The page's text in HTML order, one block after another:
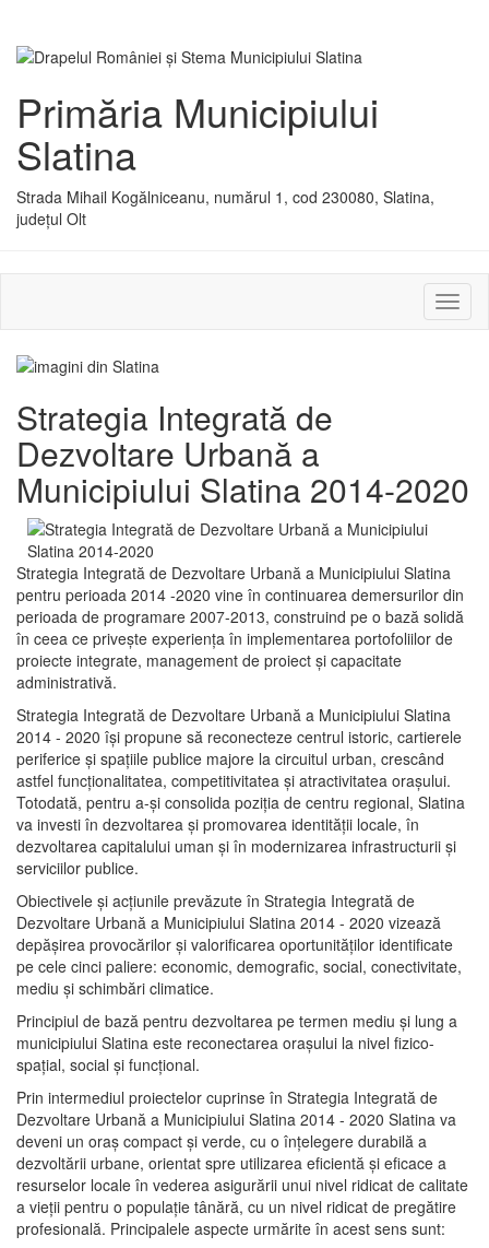
Primăria Municipiului
Slatina
Strada Mihail Kogălniceanu, numărul 1, cod 230080, Slatina,
județul Olt
sau
Strategia Integrată de
Dezvoltare Urbană a
Municipiului Slatina 2014-2020
Strategia Integrată de Dezvoltare Urbană a Municipiului Slatina
pentru perioada 2014 -2020 vine în continuarea demersurilor din
perioada de programare 2007-2013, construind pe o bază solidă
în ceea ce priveşte experienţa în implementarea portofoliilor de
proiecte integrate, management de proiect și capacitate
administrativă.
Strategia Integrată de Dezvoltare Urbană a Municipiului Slatina
2014 - 2020 își propune să reconecteze centrul istoric, cartierele
periferice şi spaţiile publice majore la circuitul urban, crescând
astfel funcţionalitatea, competitivitatea şi atractivitatea oraşului.
Totodată, pentru a-şi consolida poziţia de centru regional, Slatina
va investi în dezvoltarea şi promovarea identităţii locale, în
dezvoltarea capitalului uman şi în modernizarea infrastructurii şi
serviciilor publice.
Obiectivele şi acţiunile prevăzute în Strategia Integrată de
Dezvoltare Urbană a Municipiului Slatina 2014 - 2020 vizează
depășirea provocărilor şi valorificarea oportunităţilor identificate
pe cele cinci paliere: economic, demografic, social, conectivitate,
mediu şi schimbări climatice.
Principiul de bază pentru dezvoltarea pe termen mediu şi lung a
municipiului Slatina este reconectarea oraşului la nivel fizico-
spaţial, social şi funcţional.
Prin intermediul proiectelor cuprinse în Strategia Integrată de
Dezvoltare Urbană a Municipiului Slatina 2014 - 2020 Slatina va
deveni un oraş compact şi verde, cu o înţelegere durabilă a
dezvoltării urbane, orientat spre utilizarea eficientă şi eficace a
resurselor locale în vederea asigurării unui nivel ridicat de calitate
a vieţii pentru o populaţie tânără, cu un nivel ridicat de pregătire
profesională. Principalele aspecte urmărite în acest sens sunt: